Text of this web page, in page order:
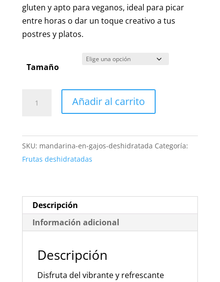
7,50 €
hasta
20,00 €
gluten y apto para veganos, ideal para picar
entre horas o dar un toque creativo a tus
postres y platos.
Tamaño
Deshidratada
|
Sin
Vegano
cantidad
Añadir al carrito
SKU: mandarina-en-gajos-deshidratada Categoría:
Frutas deshidratadas
Descripción
Información adicional
Descripción
Disfruta del vibrante y refrescante